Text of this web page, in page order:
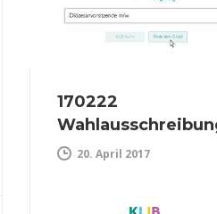
170222
20. April 2017